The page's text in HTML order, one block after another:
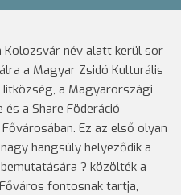
Kolozsvár név alatt kerül sor
a Magyar Zsidó Kulturális
a Magyarországi
a Share Föderáció
Ez az első olyan
hangsúly helyeződik a
? közölték a
fontosnak tartja,